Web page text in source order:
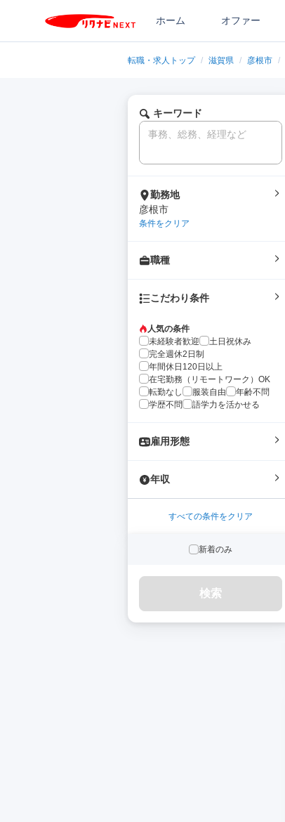
ホーム オファー
転職・求人トップ / 滋賀県 / 彦根市 /
キーワード
勤務地
彦根市
条件をクリア
職種
こだわり条件
人気の条件
未経験者歓迎
土日祝休み
完全週休2日制
年間休日120日以上
在宅勤務（リモートワーク）OK
転勤なし
服装自由
年齢不問
学歴不問
語学力を活かせる
雇用形態
年収
すべての条件をクリア
新着のみ
検索